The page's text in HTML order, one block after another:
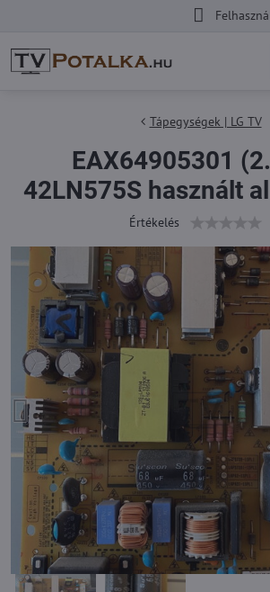
Tápegységek | LG TV
EAX64905301
42LN575S használt
Értékelés